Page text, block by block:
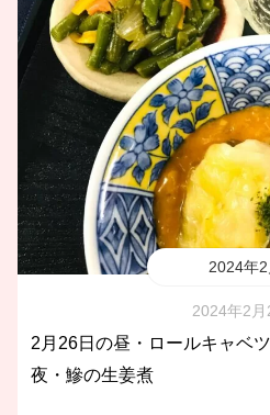
2024年2
2024年2月
2月26日の昼・ロールキャベ
夜・鰺の生姜煮